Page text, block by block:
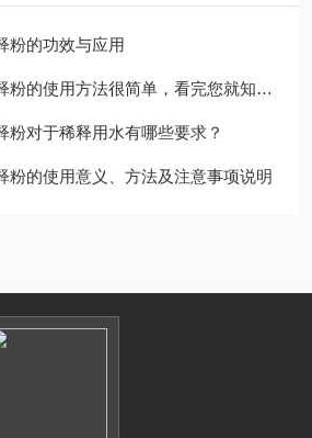
粉的功效与应用
使用方法很简单，看完您就知道了
对于稀释用水有哪些要求？
的使用意义、方法及注意事项说明